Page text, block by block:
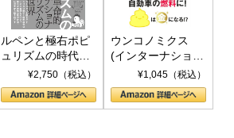
ルペンと極右ポピ
ュリズムの時代：
〈ヤヌス〉の二つ
の顔
¥2,750（税込）
ウンコノミクス
(インターナショナ
ル新書)¥1,045（税込）